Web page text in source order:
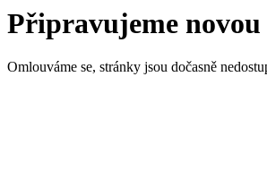
Připravujeme novou
Omlouváme se, stránky jsou dočasně